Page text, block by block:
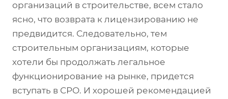
организаций в строительстве, всем стало
ясно, что возврата к лицензированию не
предвидится. Следовательно, тем
строительным организациям, которые
хотели бы продолжать легальное
функционирование на рынке, придется
вступать в СРО. И хорошей рекомендацией